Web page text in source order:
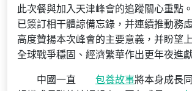
此次餐與加入天津峰會的追蹤關心重點
已簽訂相干體諒備忘錄，并連續推動務
高度贊揚本次峰會的主要意義，并盼望
全球戰爭穩固、經濟繁華作出更年夜進
中國一直 包養故事將本身成長